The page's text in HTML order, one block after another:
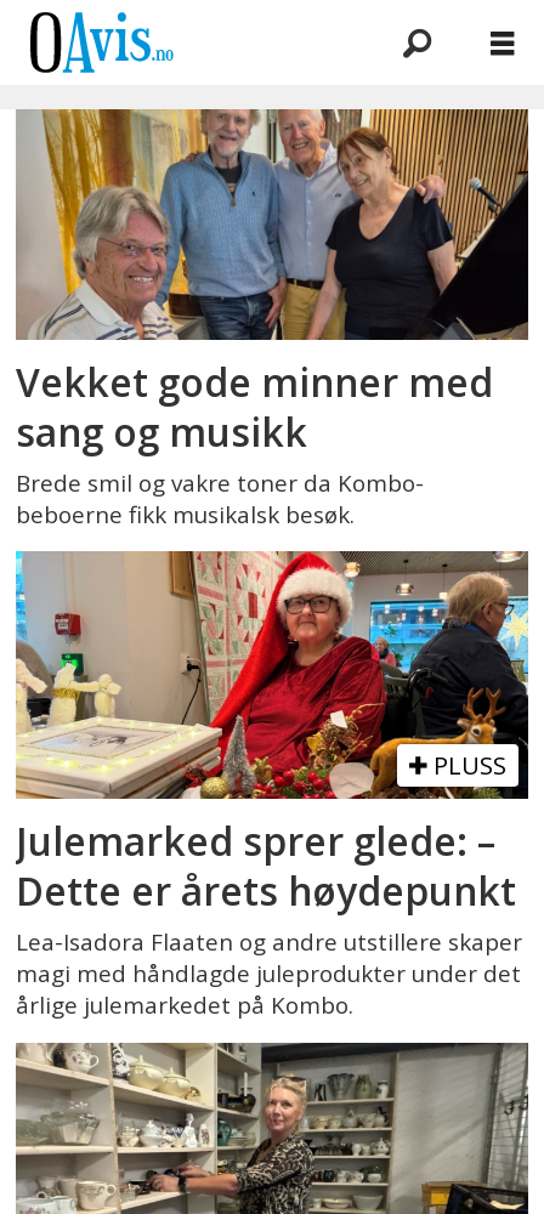
Emne:
kombo
Vekket gode minner med
sang og musikk
Brede smil og vakre toner da Kombo-
beboerne fikk musikalsk besøk.
PLUSS
Julemarked sprer glede: –
Dette er årets høydepunkt
Lea-Isadora Flaaten og andre utstillere skaper
magi med håndlagde juleprodukter under det
årlige julemarkedet på Kombo.